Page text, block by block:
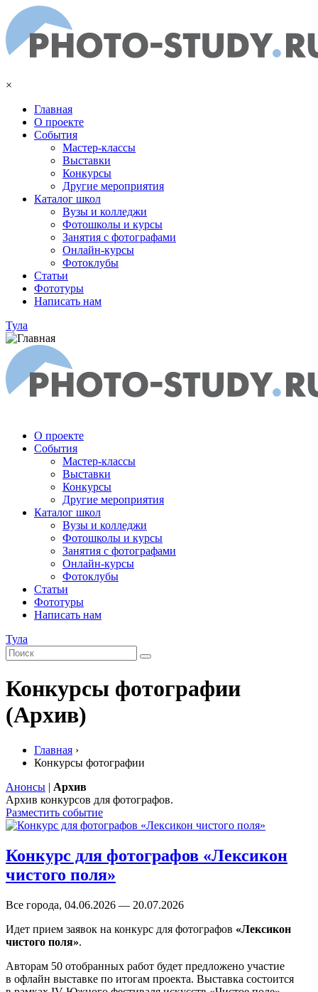
Перейти к основному содержанию
×
Главная
О проекте
События
Мастер-классы
Выставки
Конкурсы
Другие мероприятия
Каталог школ
Вузы и колледжи
Фотошколы и курсы
Занятия с фотографами
Онлайн-курсы
Фотоклубы
Статьи
Фототуры
Написать нам
Тула
О проекте
События
Мастер-классы
Выставки
Конкурсы
Другие мероприятия
Каталог школ
Вузы и колледжи
Фотошколы и курсы
Занятия с фотографами
Онлайн-курсы
Фотоклубы
Статьи
Фототуры
Написать нам
Тула
Конкурсы фотографии
(Архив)
Главная ›
Конкурсы фотографии
Анонсы | Архив
Архив конкурсов для фотографов.
Разместить событие
Конкурс для фотографов «Лексикон
чистого поля»
Все города, 04.06.2026 — 20.07.2026
Идет прием заявок на конкурс для фотографов «Лексикон
чистого поля».
Авторам 50 отобранных работ будет предложено участие
в офлайн выставке по итогам проекта. Выставка состоится